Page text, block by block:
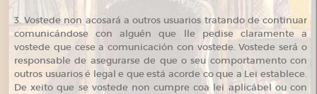
3. Vostede non acosará a outros usuarios tratando de continuar
comunicándose con alguén que lle pedise claramente a
vostede que cese a comunicación con vostede. Vostede será o
responsable de asegurarse de que o seu comportamento con
outros usuarios é legal e que está acorde co que a Lei establece.
De xeito que se vostede non cumpre coa lei aplicábel ou con